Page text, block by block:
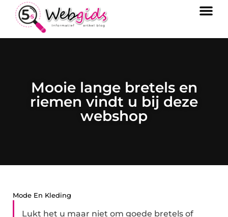
Mooie lange bretels en
riemen vindt u bij deze
webshop
Mode En Kleding
Lukt het u maar niet om goede bretels of